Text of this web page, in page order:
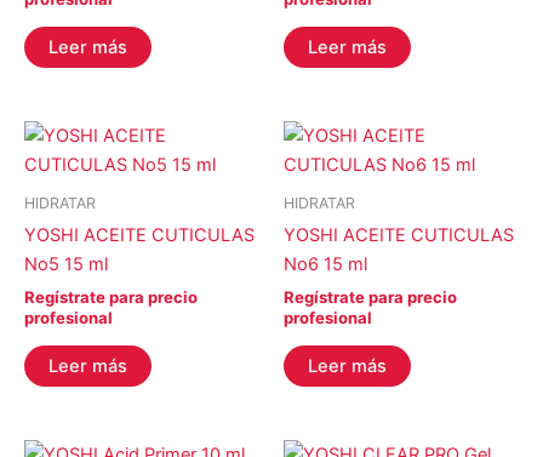
Re-inicializar
Leer más Leer más
HIDRATAR
YOSHI ACEITE CUTICULAS
No5 15 ml
Regístrate para precio
profesional
Leer más
HIDRATAR
YOSHI ACEITE CUTICULAS
No6 15 ml
Regístrate para precio
profesional
Leer más